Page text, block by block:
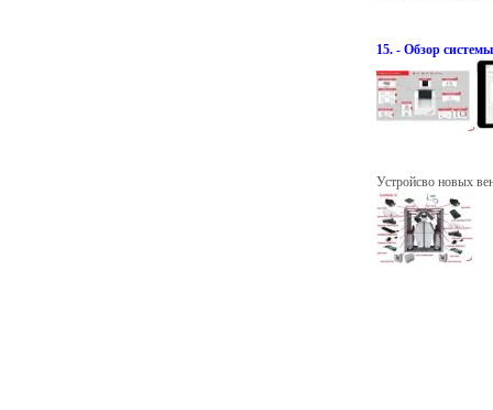
15. - Обзор
Устройсво новых